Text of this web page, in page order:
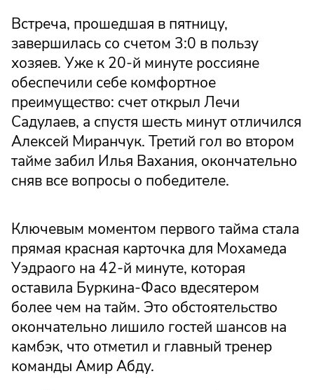
Встреча, прошедшая в пятницу,
завершилась со счетом 3:0 в пользу
хозяев. Уже к 20-й минуте россияне
обеспечили себе комфортное
преимущество: счет открыл Лечи
Садулаев, а спустя шесть минут отличился
Алексей Миранчук. Третий гол во втором
тайме забил Илья Вахания, окончательно
сняв все вопросы о победителе.
Ключевым моментом первого тайма стала
прямая красная карточка для Мохамеда
Уэдраого на 42-й минуте, которая
оставила Буркина-Фасо вдесятером
более чем на тайм. Это обстоятельство
окончательно лишило гостей шансов на
камбэк, что отметил и главный тренер
команды Амир Абду.